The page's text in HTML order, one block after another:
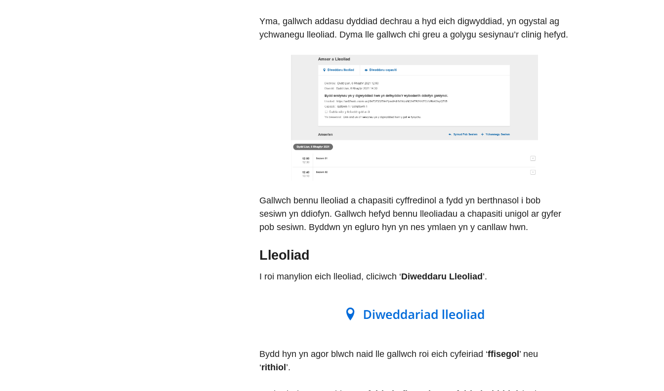
Yma, gallwch addasu dyddiad dechrau a hyd eich digwyddiad, yn ogystal ag
ychwanegu lleoliad. Dyma lle gallwch chi greu a golygu sesiynau’r clinig hefyd.
Gallwch bennu lleoliad a chapasiti cyffredinol a fydd yn berthnasol i bob
sesiwn yn ddiofyn. Gallwch hefyd bennu lleoliadau a chapasiti unigol ar gyfer
pob sesiwn. Byddwn yn egluro hyn yn nes ymlaen yn y canllaw hwn.
Lleoliad
I roi manylion eich lleoliad, cliciwch ‘Diweddaru Lleoliad’.
Bydd hyn yn agor blwch naid lle gallwch roi eich cyfeiriad ‘ffisegol’ neu
‘rithiol’.